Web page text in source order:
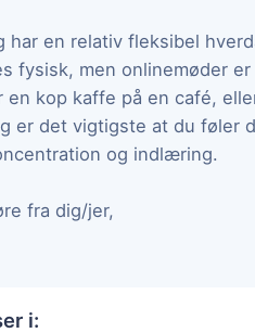
har en relativ fleksibel
fysisk, men onlinemøder
en kop kaffe på en café,
er det vigtigste at du føler
og indlæring.
fra dig/jer,
i: